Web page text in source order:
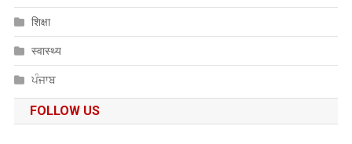
शिक्षा
स्वास्थ्य
ਪੰਜਾਬ
FOLLOW US